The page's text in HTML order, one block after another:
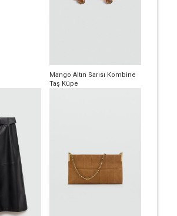
Mango Altın Sarısı Kombine
Taş Küpe